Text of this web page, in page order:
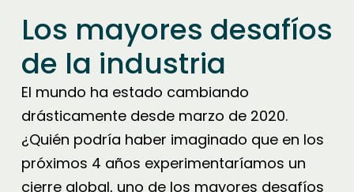
Los mayores desafíos
de la industria
El mundo ha estado cambiando
drásticamente desde marzo de 2020.
¿Quién podría haber imaginado que en los
próximos 4 años experimentaríamos un
cierre global, uno de los mayores desafíos